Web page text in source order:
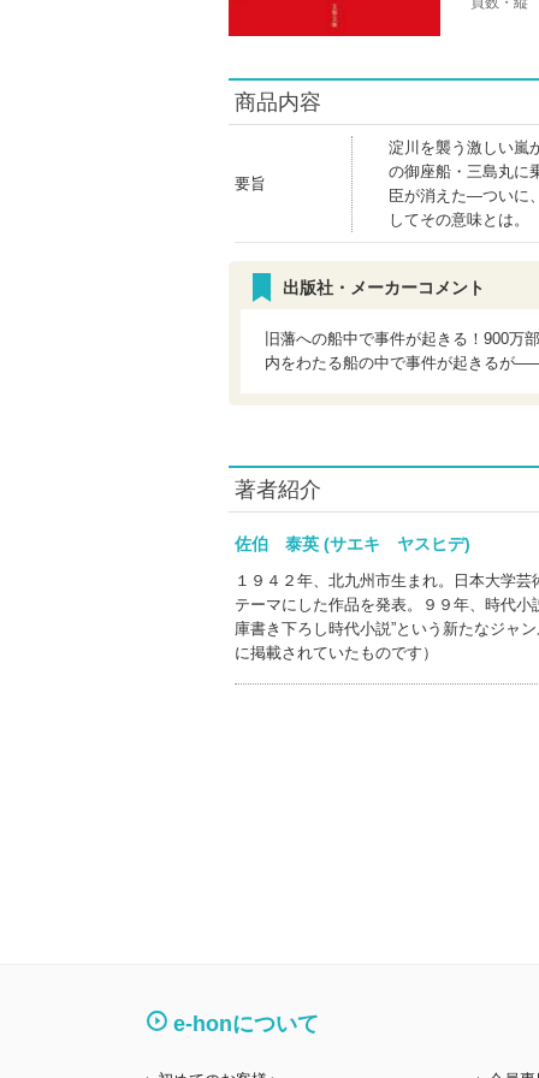
商品内容
要旨
淀川を襲う激しい嵐
の御座船・三島丸に
臣が消えた―ついに
してその意味とは。
出版社・メーカーコメント
旧藩への船中で事件が起きる！900万
内をわたる船の中で事件が起きるが
著者紹介
佐伯 泰英 (サエキ ヤスヒデ)
１９４２年、北九州市生まれ。日本大学
テーマにした作品を発表。９９年、時代
庫書き下ろし時代小説”という新たなジャ
に掲載されていたものです）
e-honについて